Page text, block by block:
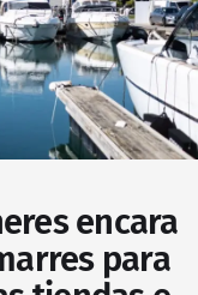
encara
para